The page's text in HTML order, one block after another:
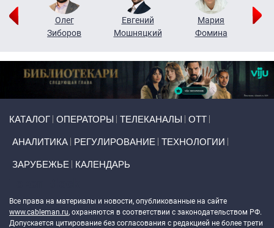
Олег
Зиборов
Евгений
Мошняцкий
Мария
Фомина
КАТАЛОГ ОПЕРАТОРЫ ТЕЛЕКАНАЛЫ ОТТ
АНАЛИТИКА РЕГУЛИРОВАНИЕ ТЕХНОЛОГИИ
ЗАРУБЕЖЬЕ КАЛЕНДАРЬ
Все права на материалы и новости, опубликованные на сайте
www.cableman.ru, охраняются в соответствии с законодательством РФ.
Допускается цитирование без согласования с редакцией не более трети